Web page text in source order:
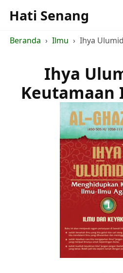
Hati Senang
Beranda Ilmu Ihya
Ihya
Keutamaan